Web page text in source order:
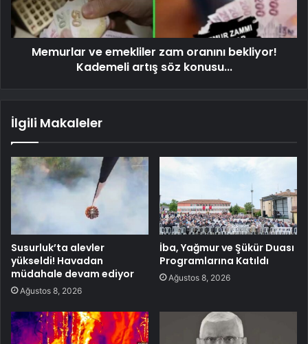
Memurlar ve emekliler zam oranını bekliyor!
Kademeli artış söz konusu...
İlgili Makaleler
Susurluk’ta alevler
yükseldi! Havadan
müdahale devam ediyor
Ağustos 8, 2026
İba, Yağmur ve Şükür Duası
Programlarına Katıldı
Ağustos 8, 2026